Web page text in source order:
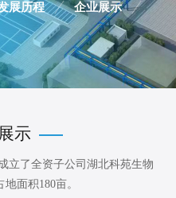
展历程
企业展示
示
立了全资子公司湖北科苑生物
面积180亩。